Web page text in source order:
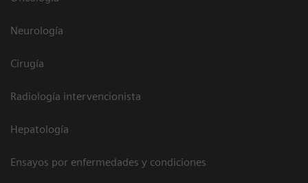
Neurología
Cirugía
Radiología intervencionista
Hepatología
Ensayos por enfermedades y condiciones